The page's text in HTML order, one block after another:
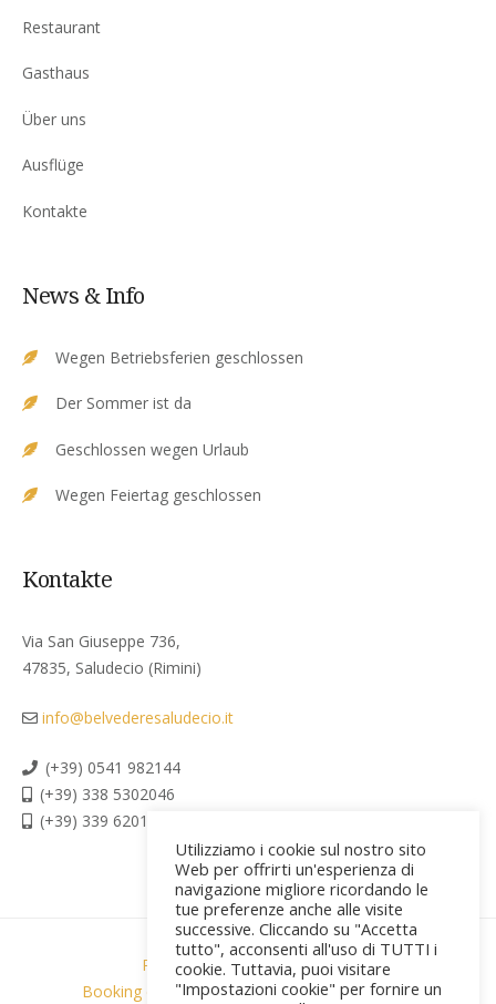
Restaurant
Gasthaus
Über uns
Ausflüge
Kontakte
News & Info
Wegen Betriebsferien geschlossen
Der Sommer ist da
Geschlossen wegen Urlaub
Wegen Feiertag geschlossen
Kontakte
Via San Giuseppe 736,
47835, Saludecio (Rimini)
info@belvederesaludecio.it
(+39) 0541 982144
(+39) 338 5302046
(+39) 339 6201267
Privacy policy & Cookies
Booking conditions & privacy
Credits [PR]
Utilizziamo i cookie sul nostro sito
Web per offrirti un'esperienza di
navigazione migliore ricordando le
tue preferenze anche alle visite
successive. Cliccando su "Accetta
tutto", acconsenti all'uso di TUTTI i
cookie. Tuttavia, puoi visitare
"Impostazioni cookie" per fornire un